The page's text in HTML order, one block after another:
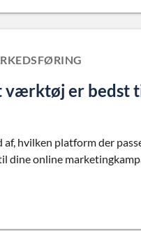
værktøj er bedst
hvilken platform der
dine online